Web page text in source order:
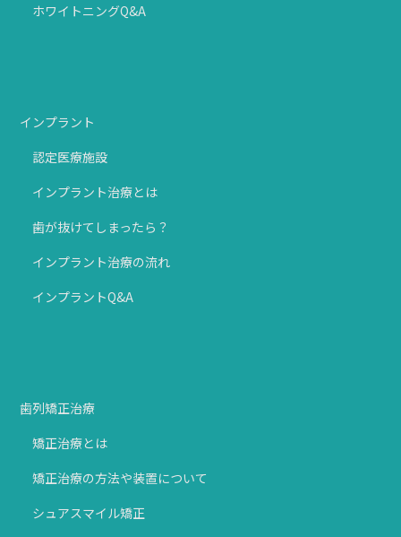
ホワイトニングQ&A
インプラント
認定医療施設
インプラント治療とは
歯が抜けてしまったら？
インプラント治療の流れ
インプラントQ&A
歯列矯正治療
矯正治療とは
矯正治療の方法や装置について
シュアスマイル矯正